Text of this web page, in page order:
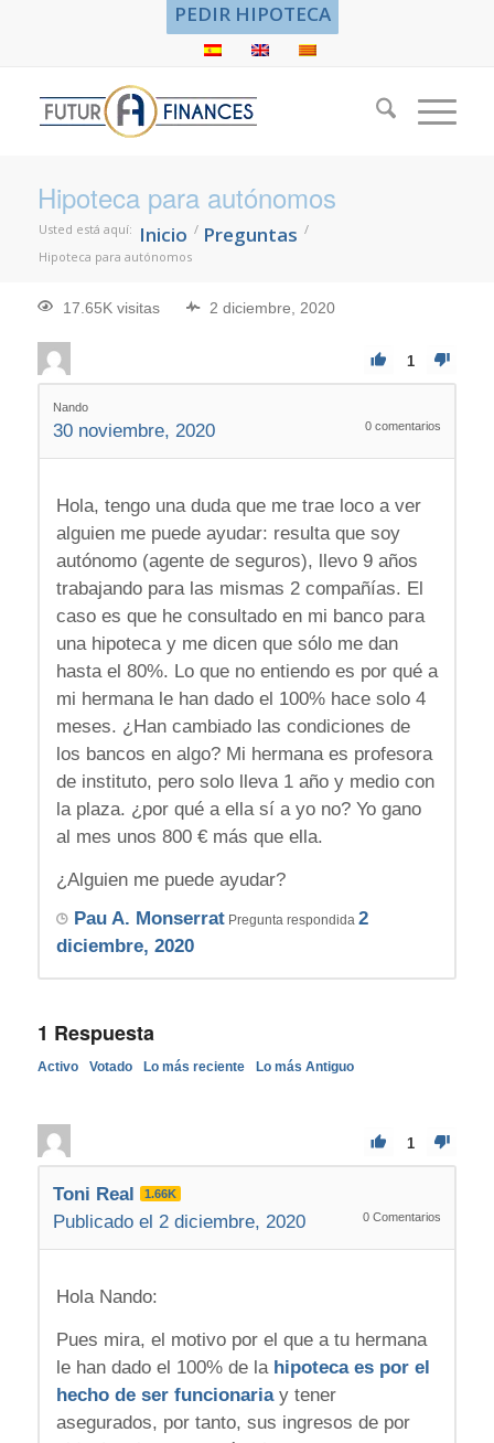
PEDIR HIPOTECA
Hipoteca para autónomos
Usted está aquí: Inicio / Preguntas /
Hipoteca para autónomos
17.65K visitas 2 diciembre, 2020
1
Nando
30 noviembre, 2020 0 comentarios
Hola, tengo una duda que me trae loco a ver
alguien me puede ayudar: resulta que soy
autónomo (agente de seguros), llevo 9 años
trabajando para las mismas 2 compañías. El
caso es que he consultado en mi banco para
una hipoteca y me dicen que sólo me dan
hasta el 80%. Lo que no entiendo es por qué a
mi hermana le han dado el 100% hace solo 4
meses. ¿Han cambiado las condiciones de
los bancos en algo? Mi hermana es profesora
de instituto, pero solo lleva 1 año y medio con
la plaza. ¿por qué a ella sí a yo no? Yo gano
al mes unos 800 € más que ella.
¿Alguien me puede ayudar?
Pau A. MonserratPregunta respondida 2
diciembre, 2020
1 Respuesta
Activo Votado Lo más reciente Lo más Antiguo
1
Toni Real 1.66K
Publicado el 2 diciembre, 2020 0 Comentarios
Hola Nando:
Pues mira, el motivo por el que a tu hermana
le han dado el 100% de la hipoteca es por el
hecho de ser funcionariay tener
asegurados, por tanto, sus ingresos de por